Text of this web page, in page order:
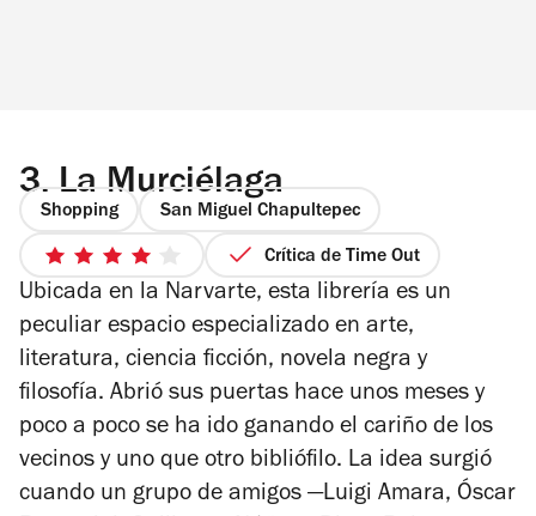
3. La Murciélaga
Shopping San Miguel Chapultepec
4
de
5
estrellas
Crítica de Time Out
Ubicada en la Narvarte, esta librería es un
peculiar espacio especializado en arte,
literatura, ciencia ficción, novela negra y
filosofía. Abrió sus puertas hace unos meses y
poco a poco se ha ido ganando el cariño de los
vecinos y uno que otro bibliófilo. La idea surgió
cuando un grupo de amigos —Luigi Amara, Óscar